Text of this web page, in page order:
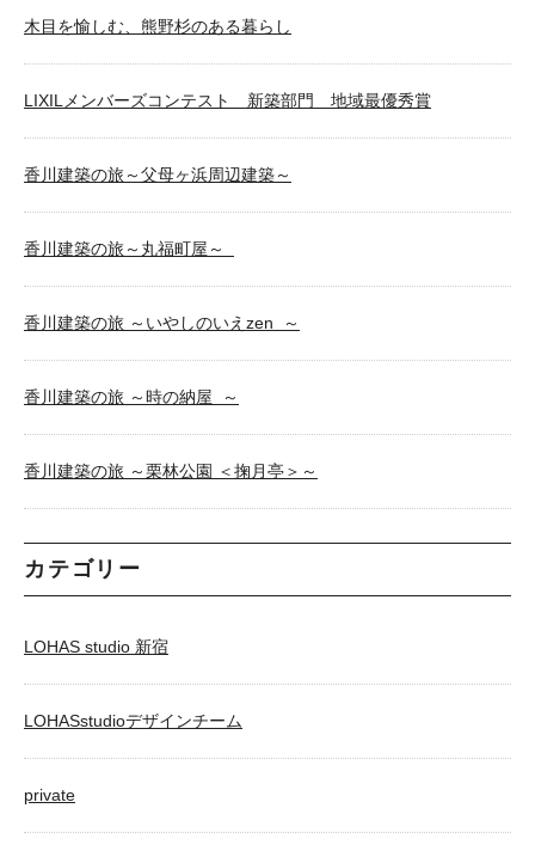
木目を愉しむ、熊野杉のある暮らし
LIXILメンバーズコンテスト 新築部門 地域最優秀賞
香川建築の旅～父母ヶ浜周辺建築～
香川建築の旅～丸福町屋～
香川建築の旅 ～いやしのいえzen ～
香川建築の旅 ～時の納屋 ～
香川建築の旅 ～栗林公園 ＜掬月亭＞～
カテゴリー
LOHAS studio 新宿
LOHASstudioデザインチーム
private